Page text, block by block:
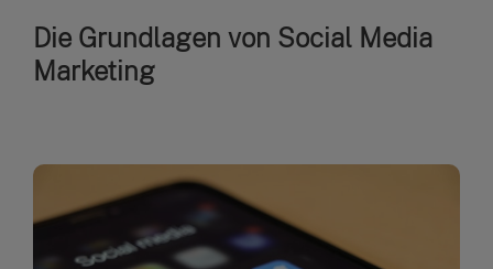
Die Grundlagen von Social Media
Marketing